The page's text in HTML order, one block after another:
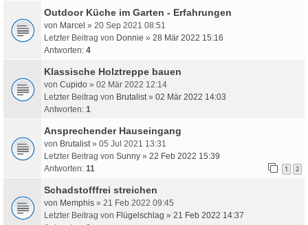
Outdoor Küche im Garten - Erfahrungen
von Marcel » 20 Sep 2021 08:51
Letzter Beitrag von Donnie » 28 Mär 2022 15:16
Antworten: 4
Klassische Holztreppe bauen
von Cupido » 02 Mär 2022 12:14
Letzter Beitrag von Brutalist» 02 Mär 2022 14:03
Antworten: 1
Ansprechender Hauseingang
von Brutalist» 05 Jul 2021 13:31
Letzter Beitrag von Sunny » 22 Feb 2022 15:39
Antworten: 11 1 2
Schadstofffrei streichen
von Memphis » 21 Feb 2022 09:45
Letzter Beitrag von Flügelschlag » 21 Feb 2022 14:37